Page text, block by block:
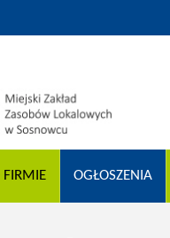
FIRMIE OGŁOSZENIA